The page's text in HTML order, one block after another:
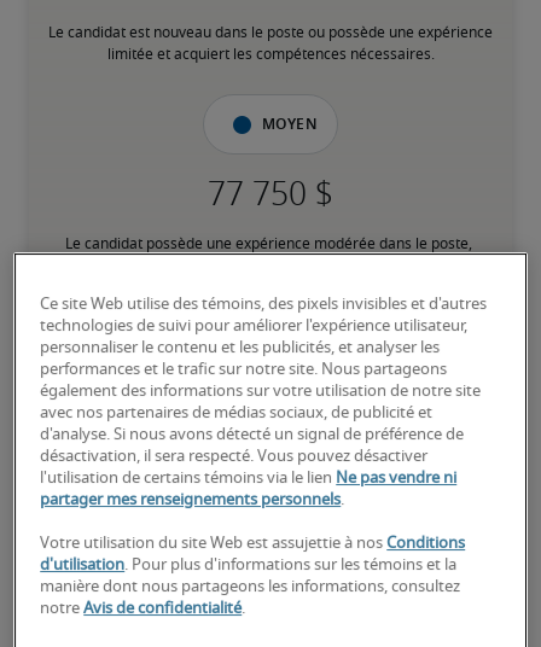
Le candidat est nouveau dans le poste ou possède une expérience
limitée et acquiert les compétences nécessaires.
Moyen
Le candidat possède une expérience modérée dans le poste,
certifications pertinentes.
Élevé
Le candidat possède une vaste expérience et des compétences
certifications spécialisées.
Ce site Web utilise des témoins, des pixels invisibles et d'autres
technologies de suivi pour améliorer l'expérience utilisateur,
personnaliser le contenu et les publicités, et analyser les
performances et le trafic sur notre site. Nous partageons
également des informations sur votre utilisation de notre site
avec nos partenaires de médias sociaux, de publicité et
d'analyse. Si nous avons détecté un signal de préférence de
désactivation, il sera respecté. Vous pouvez désactiver
l'utilisation de certains témoins via le lien Ne pas vendre ni
partager mes renseignements personnels.
Votre utilisation du site Web est assujettie à nosConditions
d'utilisation. Pour plus d'informations sur les témoins et la
manière dont nous partageons les informations, consultez
notreAvis de confidentialité.